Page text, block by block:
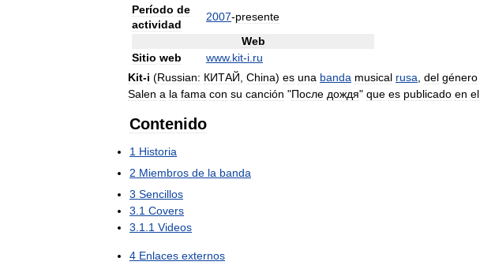
Período de
actividad
2007-presente
Web
Sitio web www. kit-i ru
Kit-i (Russian: КИТАЙ China) es una banda musical rusa del género
Salen a la fama con su canción "После дождя" que es publicado en el
Contenido
1 Historia
2 Miembros de la banda
3 Sencillos
3 1 Covers
3 1 1 Videos
4 Enlaces externos